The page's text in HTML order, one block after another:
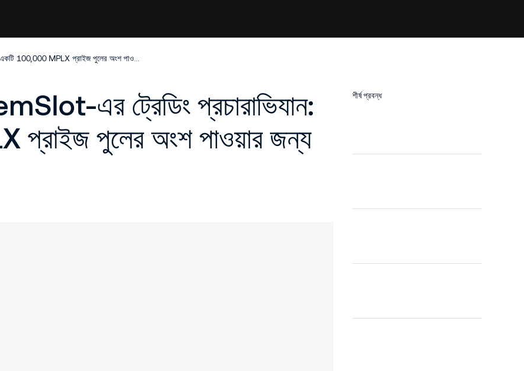
মেটাপ্লেক্স (MPLX) GemSlot-এর ট্রেডিং প্রচারাভিযান: একটি 100,000 MPLX প্রাইজ পুলের অংশ পাওয়ার জন্য ট্রেডিং টাস্ক শেষ করুন!
এর ট্রেডিং প্রচারাভিযান:
পুলের অংশ পাওয়ার জন্য
শীর্ষ প্রবন্ধ